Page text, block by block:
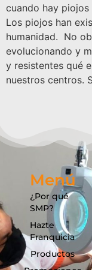
cuando hay piojos
Los piojos han
humanidad. No
evolucionando y
y resistentes qué
nuestros centros.
Menú
¿Por qué
SMP?
Hazte
Franquicia
Productos